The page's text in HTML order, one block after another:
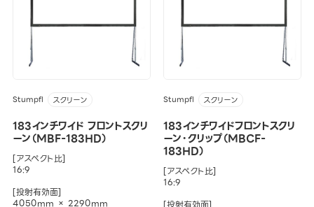
Stumpfl スクリーン
183インチワイド フロントスクリ
ーン（MBF-183HD）
[アスペクト比]
16:9
[投射有効面]
4050mm × 2290mm
Stumpfl スクリーン
183インチワイドフロントスクリ
ーン・クリップ（MBCF-
183HD）
[アスペクト比]
16:9